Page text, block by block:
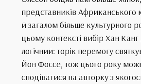
представників Африканського
й загалом більше культурного
цьому контексті вибір Хан
логічний: торік перемогу
Йон Фоссе, тож цього року
сподіватися на авторку з